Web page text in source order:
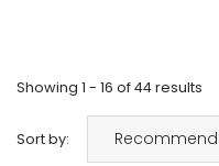
Showing 1 - 16 of44results
Sort by: